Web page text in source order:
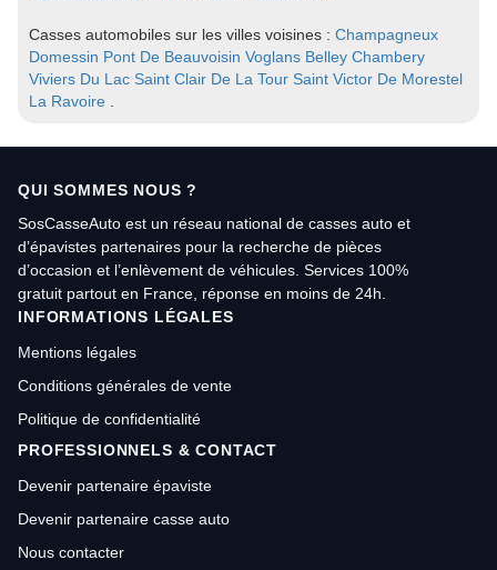
Casses automobiles sur les villes voisines : Champagneux
Domessin Pont De Beauvoisin Voglans Belley Chambery
Viviers Du Lac Saint Clair De La Tour Saint Victor De Morestel
La Ravoire
QUI SOMMES NOUS ?
SosCasseAuto est un réseau national de casses auto et
d’épavistes partenaires pour la recherche de pièces
d’occasion et l’enlèvement de véhicules. Services 100%
gratuit partout en France, réponse en moins de 24h.
INFORMATIONS LÉGALES
Mentions légales
Conditions générales de vente
Politique de confidentialité
PROFESSIONNELS & CONTACT
Devenir partenaire épaviste
Devenir partenaire casse auto
Nous contacter